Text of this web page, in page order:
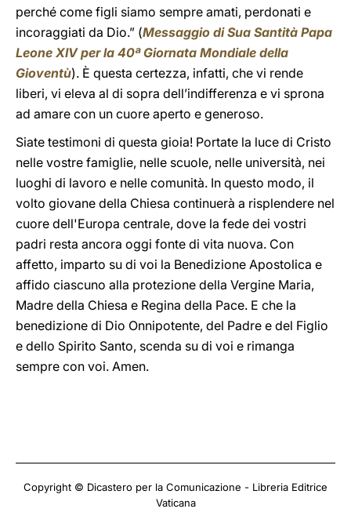
perché come figli siamo sempre amati, perdonati e
incoraggiati da Dio.” (Messaggio di Sua Santità Papa
Leone XIV per la 40ª Giornata Mondiale della
Gioventù). È questa certezza, infatti, che vi rende
liberi, vi eleva al di sopra dell’indifferenza e vi sprona
ad amare con un cuore aperto e generoso.
Siate testimoni di questa gioia! Portate la luce di Cristo
nelle vostre famiglie, nelle scuole, nelle università, nei
luoghi di lavoro e nelle comunità. In questo modo, il
volto giovane della Chiesa continuerà a risplendere nel
cuore dell'Europa centrale, dove la fede dei vostri
padri resta ancora oggi fonte di vita nuova. Con
affetto, imparto su di voi la Benedizione Apostolica e
affido ciascuno alla protezione della Vergine Maria,
Madre della Chiesa e Regina della Pace. E che la
benedizione di Dio Onnipotente, del Padre e del Figlio
e dello Spirito Santo, scenda su di voi e rimanga
sempre con voi. Amen.
Copyright © Dicastero per la Comunicazione - Libreria Editrice
Vaticana